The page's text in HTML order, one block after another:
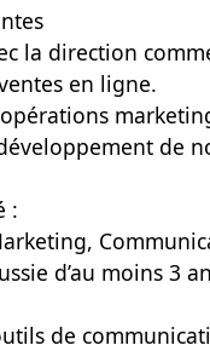
la direction
en ligne.
de
:
d’au moins 3
de